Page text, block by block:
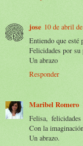
jose 10 de abril
Entiendo que
Felicidades por
Un abrazo
Responder
Maribel Romero
Felisa,
Con la
Un abrazo.